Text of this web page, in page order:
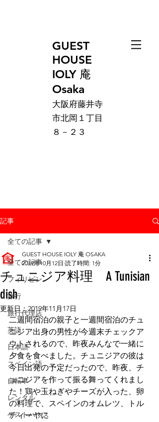
GUEST
HOUSE
IOLY 庵
Osaka
大阪府藤井寺
市北岡１丁目
８－２３
記事
全ての記事
フィリピン
旅行
旅行代理店
英語
日本語
スペイン語
自転車
レンタル
ゲストハウス
全ての記事
チュニジア料理 A Tunisian
dish
GUEST HOUSE IOLY 庵 OSAKA
2019年10月12日 読了時間: 1分
更新日：2019年11月17日
二週間宿泊の親子と一週間宿泊のチュ
ニジア出身の男性が今週末チェックア
ウトされるので、昨夜みんなで一緒に
夕食を食べました。チュニジアの彼は
今日出発の予定だったので、昨夜、チ
ュニジアを作って振る舞ってくれまし
た！鶏や玉ねぎやチーズが入った、卵
の料理で、スペインのオムレツ、トル
ティーヤに